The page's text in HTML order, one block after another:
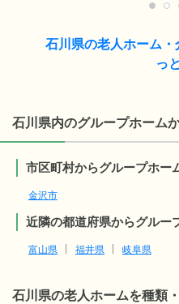
石川県の老人ホーム
っ
石川県内のグループホーム
市区町村からグループホー
金沢市
近隣の都道府県からグルー
富山県 福井県 岐阜県
石川県の老人ホームを種類